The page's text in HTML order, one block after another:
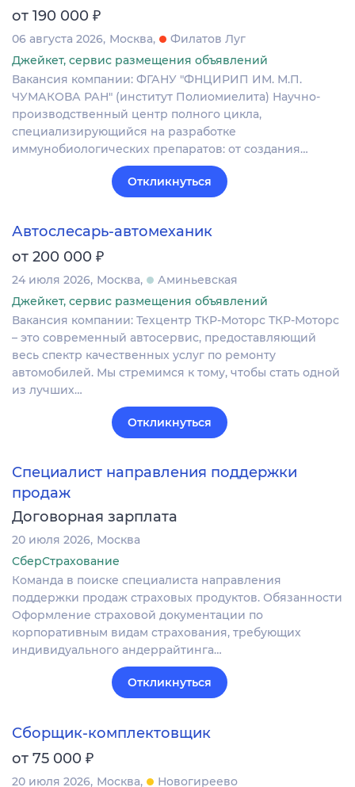
от 190 000 ₽
06 августа 2026 Москва
Филатов Луг
Джейкет, сервис размещения объявлений
Вакансия компании: ФГАНУ "ФНЦИРИП ИМ. М.П.
ЧУМАКОВА РАН" (институт Полиомиелита) Научно-
производственный центр полного цикла,
специализирующийся на разработке
иммунобиологических препаратов: от создания…
Откликнуться
Автослесарь-автомеханик
от 200 000 ₽
24 июля 2026 Москва
Аминьевская
Джейкет, сервис размещения объявлений
Вакансия компании: Техцентр ТКР-Моторс ТКР-Моторс
– это современный автосервис, предоставляющий
весь спектр качественных услуг по ремонту
автомобилей. Мы стремимся к тому, чтобы стать одной
из лучших…
Откликнуться
Специалист направления поддержки
продаж
Договорная зарплата
20 июля 2026 Москва
СберСтрахование
Команда в поиске специалиста направления
поддержки продаж страховых продуктов. Обязанности
Оформление страховой документации по
корпоративным видам страхования, требующих
индивидуального андеррайтинга…
Откликнуться
Сборщик-комплектовщик
от 75 000 ₽
20 июля 2026 Москва Новогиреево